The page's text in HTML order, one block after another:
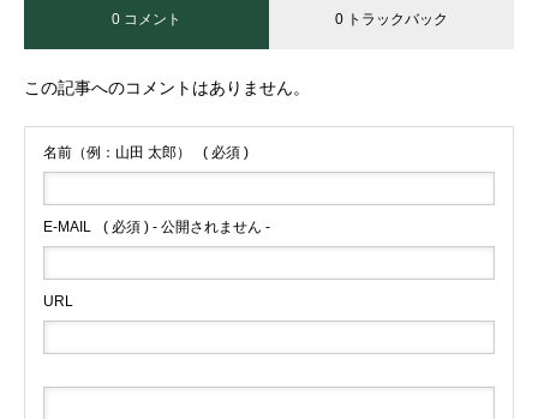
0 コメント 0 トラックバック
この記事へのコメントはありません。
名前（例：山田 太郎） ( 必須 )
E-MAIL ( 必須 ) - 公開されません -
URL